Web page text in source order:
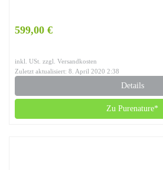
599,00 €
inkl. USt. zzgl. Versandkosten
Zuletzt aktualisiert: 8. April 2020 2:38
Details
Zu Purenature*